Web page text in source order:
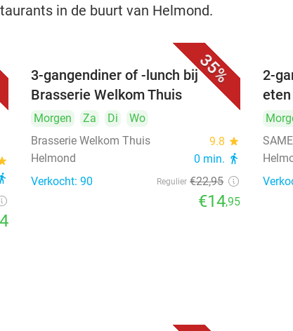
in de buurt van Helmond.
35%
3-gangendiner of -lunch bij
Brasserie Welkom Thuis
Morgen Za Di
Wo
Brasserie Welkom Thuis
9.8 star
Helmond 0 min. directions_walk
Verkocht: 90 Regulier €22,95
€14,95
2-